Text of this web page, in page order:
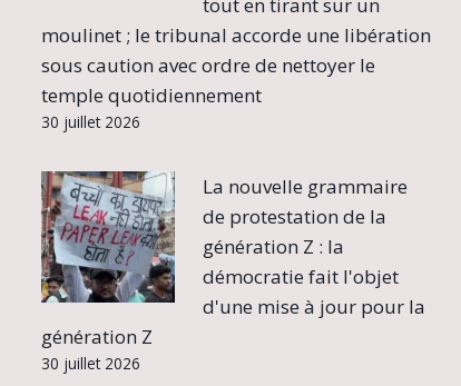
moulinet ; le tribunal accorde une libération
sous caution avec ordre de nettoyer le
temple quotidiennement
30 juillet 2026
La nouvelle grammaire
de protestation de la
génération Z : la
démocratie fait l'objet
d'une mise à jour pour la
génération Z
30 juillet 2026